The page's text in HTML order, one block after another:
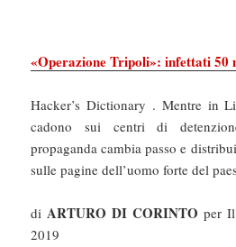
«Operazione Tripoli»: infettati 50
Hacker’s Dictionary . Mentre in
cadono sui centri di
propaganda cambia passo e
sulle pagine dell’uomo forte del
diARTURO DI CORINTO per
2019